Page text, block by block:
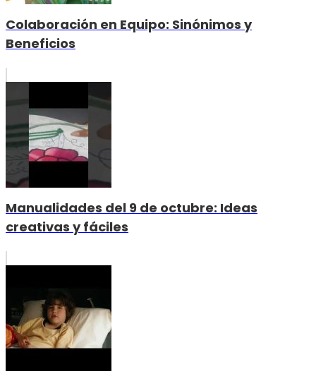
Colaboración en Equipo: Sinónimos y
Beneficios
Manualidades del 9 de octubre: Ideas
creativas y fáciles